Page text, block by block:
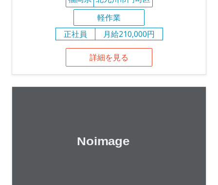
軽作業
正社員
月給210,000円
詳細を見る